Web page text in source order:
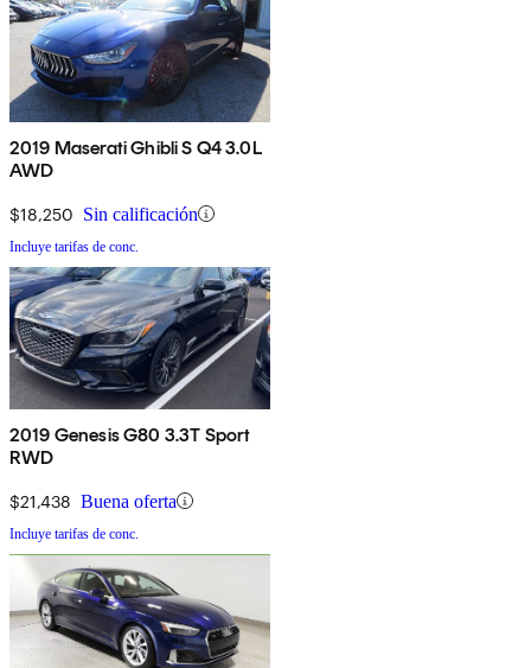
2019 Maserati Ghibli S Q4 3.0L
AWD
$18,250 Sin calificación
Incluye tarifas de conc.
2019 Genesis G80 3.3T Sport
RWD
$21,438 Buena oferta
Incluye tarifas de conc.